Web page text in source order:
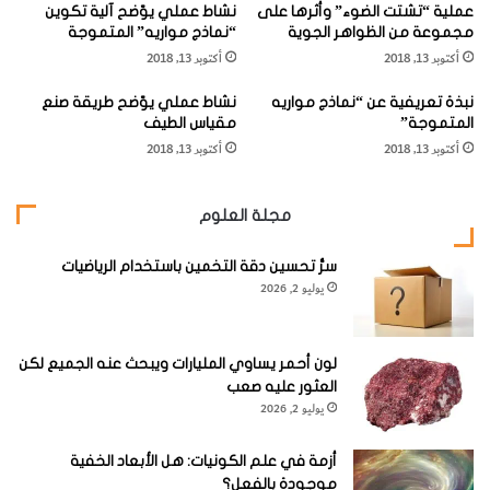
وبسبب هذه التغيرات كلها فإن صحارى الماضي، مثل صحارى
اليوم، كانت بصورة عامة في المناطق شبه الإستوائية، وكانت
أسباب وجودها واحدة. وعلى اي حال فإن حركة القارات تعني أن
صخور الصحراء القديمة توجد اليوم في أي مكان تقريباً على سطح
الصحارى في السِّجل الصخري:
سِجل الماضي ليس كاملاً لأنه تآكل، أو لأنه تغير ولم يعد بالإمكان
تمييزه من خلال عمليات التحولMetamorphism
الصخرية، أو لأنه مدفون بعمق كبير الآن. وعلى الرغم من ذلك،
توجد أماكن عديدة تم فيها حفظه ومن الممكن الوصول اليه.
ب
ع
عملية “تشتت الضوء” وأثرها على
مجموعة من الظواهر الجوية
أكتوبر 13, 2018
نشاط عملي يوّضح آلية تكوين
“نماذج مواريه” المتموجة
أكتوبر 13, 2018
نبذة تعريفية عن “نماذج مواريه
المتموجة”
أكتوبر 13, 2018
نشاط عملي يوّضح طريقة صنع
مقياس الطيف
أكتوبر 13, 2018
مجلة العلوم
سرُّ تحسين دقة التخمين باستخدام الرياضيات
يوليو 2, 2026
لون أحمر يساوي المليارات ويبحث عنه الجميع لكن
العثور عليه صعب
يوليو 2, 2026
أزمة في علم الكونيات: هل الأبعاد الخفية
موجودة بالفعل؟